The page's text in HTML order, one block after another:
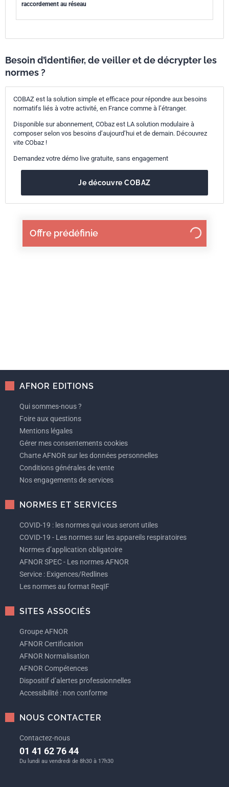
Offre prédéfinie
raccordement au réseau
Besoin d’identifier, de veiller et de décrypter les
normes ?
COBAZ est la solution simple et efficace pour répondre aux besoins
normatifs liés à votre activité, en France comme à l’étranger.
Disponible sur abonnement, CObaz est LA solution modulaire à
composer selon vos besoins d’aujourd’hui et de demain. Découvrez
vite CObaz !
Demandez votre démo live gratuite, sans engagement
Je découvre COBAZ
AFNOR EDITIONS
Qui sommes-nous ?
Foire aux questions
Mentions légales
Gérer mes consentements cookies
Charte AFNOR sur les données personnelles
Conditions générales de vente
Nos engagements de services
NORMES ET SERVICES
COVID-19 : les normes qui vous seront utiles
COVID-19 - Les normes sur les appareils respiratoires
Normes d’application obligatoire
AFNOR SPEC - Les normes AFNOR
Service : Exigences/Redlines
Les normes au format ReqIF
SITES ASSOCIÉS
Groupe AFNOR
AFNOR Certification
AFNOR Normalisation
AFNOR Compétences
Dispositif d’alertes professionnelles
Accessibilité : non conforme
NOUS CONTACTER
Contactez-nous
01 41 62 76 44
Du lundi au vendredi de 8h30 à 17h30